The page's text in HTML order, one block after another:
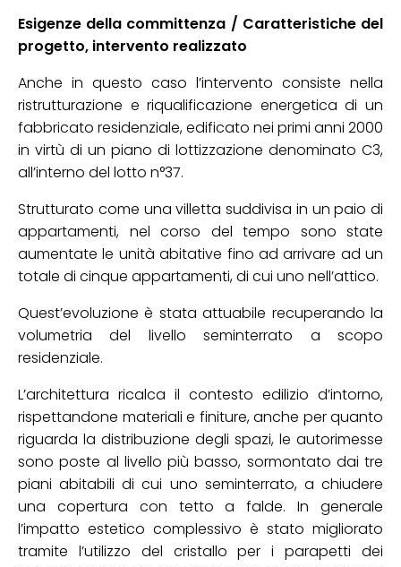
Esigenze della committenza / Caratteristiche del
progetto, intervento realizzato
Anche in questo caso l’intervento consiste nella
ristrutturazione e riqualificazione energetica di un
fabbricato residenziale, edificato nei primi anni 2000
in virtù di un piano di lottizzazione denominato C3,
all’interno del lotto n°37.
Strutturato come una villetta suddivisa in un paio di
appartamenti, nel corso del tempo sono state
aumentate le unità abitative fino ad arrivare ad un
totale di cinque appartamenti, di cui uno nell’attico.
Quest’evoluzione è stata attuabile recuperando la
volumetria del livello seminterrato a scopo
residenziale.
L’architettura ricalca il contesto edilizio d’intorno,
rispettandone materiali e finiture, anche per quanto
riguarda la distribuzione degli spazi, le autorimesse
sono poste al livello più basso, sormontato dai tre
piani abitabili di cui uno seminterrato, a chiudere
una copertura con tetto a falde. In generale
l’impatto estetico complessivo è stato migliorato
tramite l’utilizzo del cristallo per i parapetti dei